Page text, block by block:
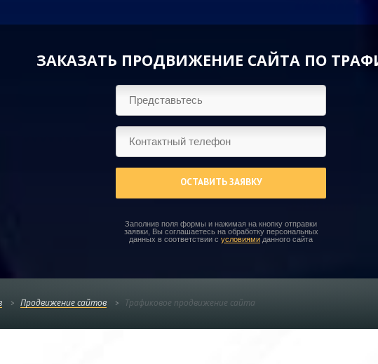
ЗАКАЗАТЬ ПРОДВИЖЕНИЕ САЙТА ПО
ОСТАВИТЬ ЗАЯВКУ
Заполнив поля формы и нажимая на кнопку отправки
заявки, Вы соглашаетесь на обработку персональных
данных в соответствии с условиями данного сайта
Продвижение сайтов Трафиковое продвижение сайта